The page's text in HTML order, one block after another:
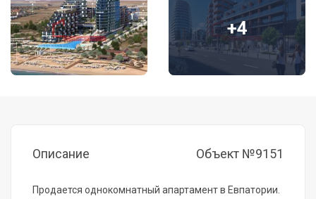
+4
Описание Объект №9151
Продается однокомнатный апартамент в Евпатории.